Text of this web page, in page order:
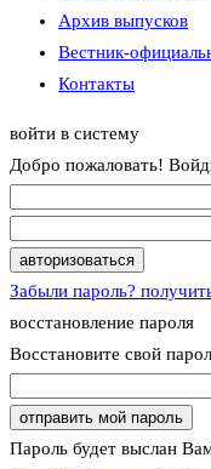
Архив выпусков
Вестник-
Контакты
войти в систему
Добро пожаловать!
Забыли пароль?
восстановление пароля
Восстановите свой
Пароль будет выслан